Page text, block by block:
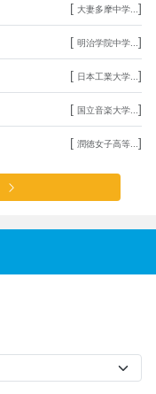
[ 大妻多摩中学... ]
[ 明治学院中学... ]
[ 日本工業大学... ]
[ 国立音楽大学... ]
[ 潤徳女子高等... ]